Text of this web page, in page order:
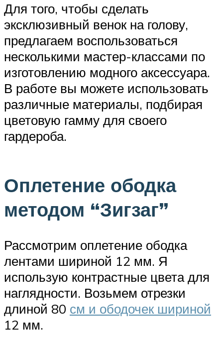
Для того, чтобы сделать
эксклюзивный венок на голову,
предлагаем воспользоваться
несколькими мастер-классами по
изготовлению модного аксессуара.
В работе вы можете использовать
различные материалы, подбирая
цветовую гамму для своего
гардероба.
Оплетение ободка
методом “Зигзаг”
Рассмотрим оплетение ободка
лентами шириной 12 мм. Я
использую контрастные цвета для
наглядности. Возьмем отрезки
длиной 80 см и ободочек шириной
12 мм.